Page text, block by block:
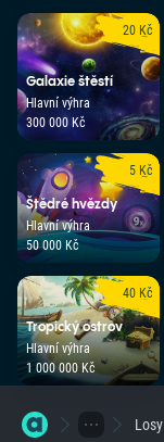
20 Kč
Galaxie štěstí
Hlavní výhra
300 000 Kč
5 Kč
Štědré hvězdy
Hlavní výhra
50 000 Kč
40 Kč
Tropický ostrov
Hlavní výhra
1 000 000 Kč
Losy